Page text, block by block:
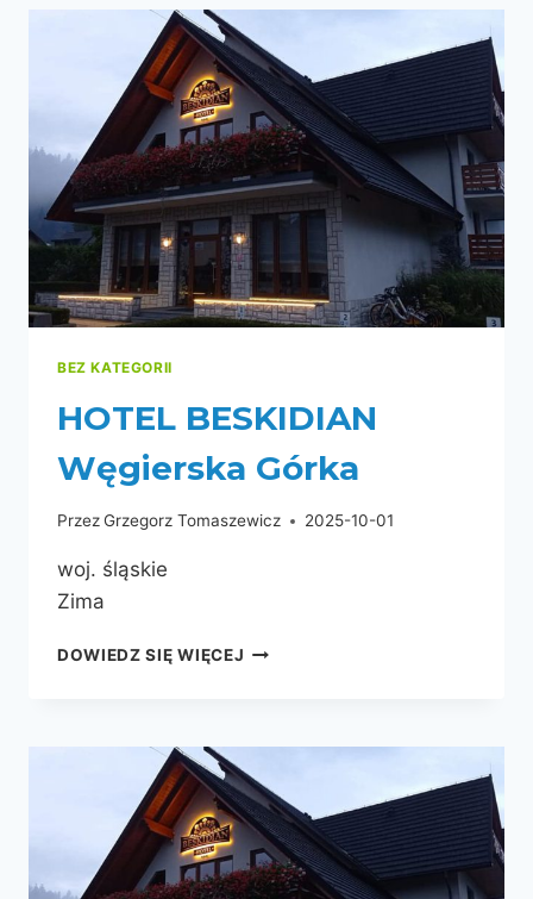
BEZ KATEGORII
HOTEL BESKIDIAN
Węgierska Górka
PrzezGrzegorz Tomaszewicz 2025-10-01
woj. śląskie
Zima
DOWIEDZ SIĘ WIĘCEJ